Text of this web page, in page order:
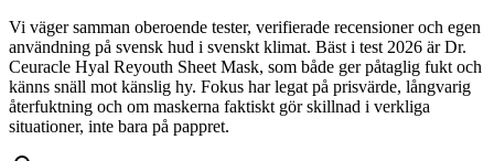
Vi väger samman oberoende tester, verifierade recensioner och egen
användning på svensk hud i svenskt klimat. Bäst i test 2026 är Dr.
Ceuracle Hyal Reyouth Sheet Mask, som både ger påtaglig fukt och
känns snäll mot känslig hy. Fokus har legat på prisvärde, långvarig
återfuktning och om maskerna faktiskt gör skillnad i verkliga
situationer, inte bara på pappret.